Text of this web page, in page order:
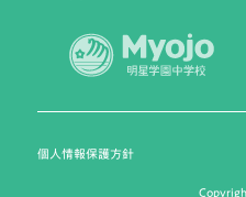
個人情報保護方針